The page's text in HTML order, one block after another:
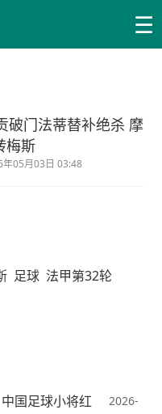
☰
破门法蒂替补绝杀 摩
梅斯
年05月03日 03:48
足球 法甲第32轮
国足球小将红
2026-